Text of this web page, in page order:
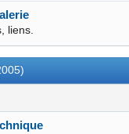
liens.